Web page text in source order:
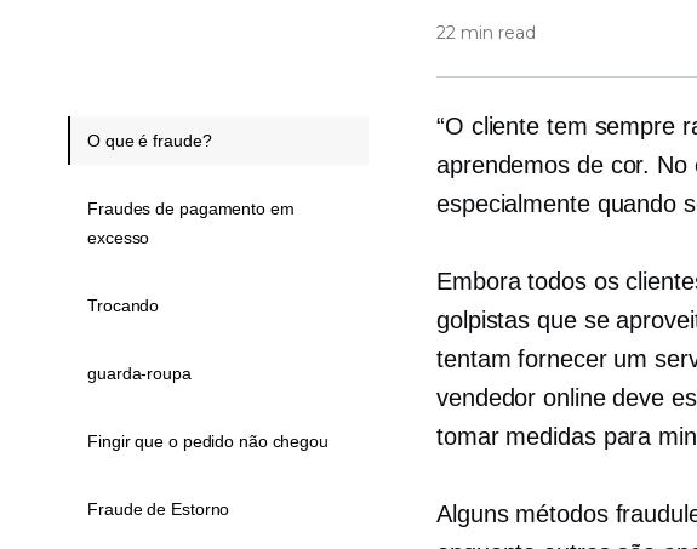
22 min read
“O cliente tem sempre
aprendemos de cor.
especialmente quando
Embora todos os
golpistas que se
tentam fornecer um
vendedor online deve
tomar medidas para
Alguns métodos
O que é fraude?
Fraudes de pagamento em
excesso
Trocando
guarda-roupa
Fingir que o pedido não chegou
Fraude de Estorno